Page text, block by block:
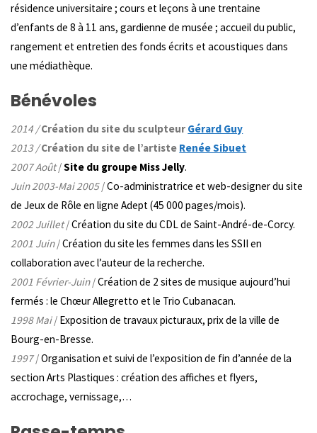
résidence universitaire ; cours et leçons à une trentaine
d’enfants de 8 à 11 ans, gardienne de musée ; accueil du public,
rangement et entretien des fonds écrits et acoustiques dans
une médiathèque.
Bénévoles
2014 /Création du site du sculpteur Gérard Guy
2013 /Création du site de l’artiste Renée Sibuet
2007 Août/Site du groupe Miss Jelly.
Juin 2003-Mai 2005/Co-administratrice et web-designer du site
de Jeux de Rôle en ligne Adept (45 000 pages/mois).
2002 Juillet/Création dusite du CDL de Saint-André-de-Corcy.
2001 Juin/Création dusite les femmes dans les SSII en
collaboration avec l’auteur de la recherche.
2001 Février-Juin/Création de 2 sites de musique aujourd’hui
fermés : le Chœur Allegretto etle Trio Cubanacan.
1998 Mai/ Exposition de travaux picturaux, prix de la ville de
Bourg-en-Bresse.
1997/Organisation et suivi de l’exposition de fin d’année de la
section Arts Plastiques : création des affiches et flyers,
accrochage, vernissage,…